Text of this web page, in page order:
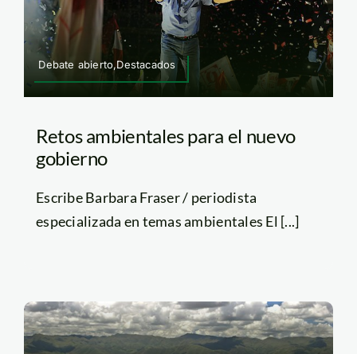
Debate abierto,Destacados
Retos ambientales para el nuevo
gobierno
Escribe Barbara Fraser / periodista
especializada en temas ambientales El [...]